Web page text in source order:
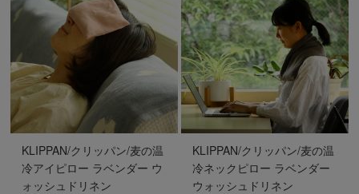
KLIPPAN/クリッパン/麦の温
冷アイピロー ラベンダー ウ
ォッシュドリネン
KLIPPAN/クリッパン/麦の温
冷ネックピロー ラベンダー
ウォッシュドリネン